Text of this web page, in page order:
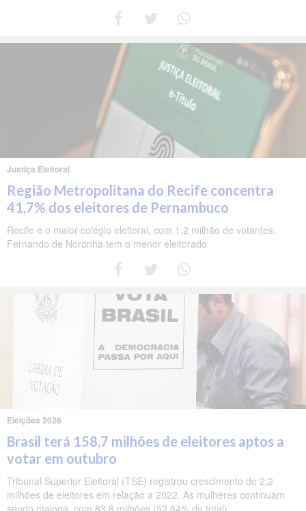
Justiça Eleitoral
Região Metropolitana do Recife concentra
41,7% dos eleitores de Pernambuco
Recife é o maior colégio eleitoral, com 1,2 milhão de votantes;
Fernando de Noronha tem o menor eleitorado
Eleições 2026
Brasil terá 158,7 milhões de eleitores aptos a
votar em outubro
Tribunal Superior Eleitoral (TSE) registrou crescimento de 2,2
milhões de eleitores em relação a 2022. As mulheres continuam
sendo maioria, com 83,8 milhões (52,84% do total).